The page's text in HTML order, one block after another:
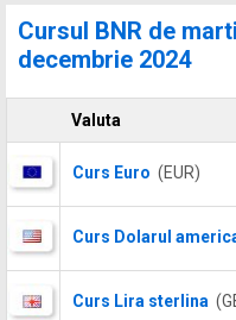
Cursul BNR de
decembrie 2024
Valuta
Curs Euro (EUR)
Curs Dolarul
Curs Lira sterlina